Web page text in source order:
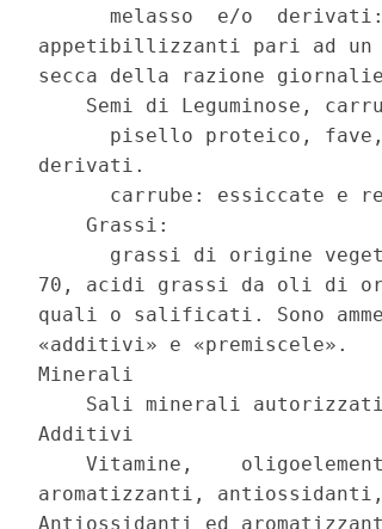
melasso  e/o
appetibillizzanti pari ad un
secca della razione
Semi di Leguminose,
pisello proteico,
derivati.
carrube: essiccate e
    Grassi:
grassi di origine
70, acidi grassi da oli di
quali o salificati. Sono
«additivi» e «premiscele».
Minerali
Sali minerali
Additivi
Vitamine,
aromatizzanti,
Antiossidanti ed